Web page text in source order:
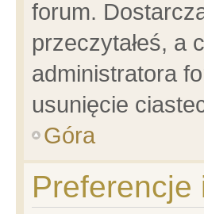
forum.
przeczytałeś, a
administratora
usunięcie
Góra